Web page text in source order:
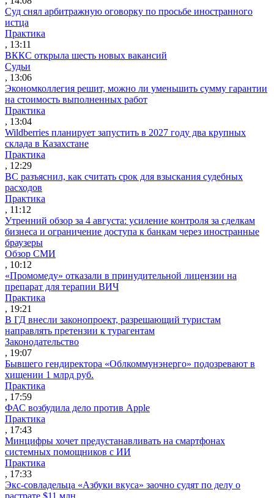
Суд снял арбитражную оговорку по просьбе иностранного
истца
Практика
, 13:11
ВККС открыла шесть новых вакансий
Судьи
, 13:06
Экономколлегия решит, можно ли уменьшить сумму гарантии
на стоимость выполненных работ
Практика
, 13:04
Wildberries планирует запустить в 2027 году два крупных
склада в Казахстане
Практика
, 12:29
ВС разъяснил, как считать срок для взыскания судебных
расходов
Практика
, 11:12
Утренний обзор за 4 августа: усиление контроля за сделкам
бизнеса и ограничение доступа к банкам через иностранные
браузеры
Обзор СМИ
, 10:12
«Промомеду» отказали в принудительной лицензии на
препарат для терапии ВИЧ
Практика
, 19:21
В ГД внесли законопроект, разрешающий туристам
направлять претензии к турагентам
Законодательство
, 19:07
Бывшего гендиректора «Облкоммунэнерго» подозревают в
хищении 1 млрд руб.
Практика
, 17:59
ФАС возбудила дело против Apple
Практика
, 17:43
Минцифры хочет предустанавливать на смартфонах
системных помощников с ИИ
Практика
, 17:33
Экс-совладельца «Азбуки вкуса» заочно судят по делу о
растрате $11 млн